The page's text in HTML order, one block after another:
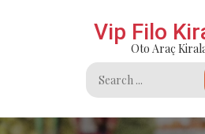
Vip Filo
Oto Araç
Search
for: